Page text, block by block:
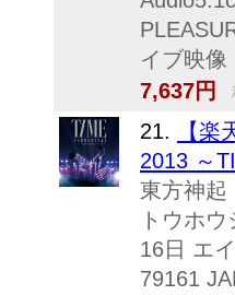
イブ映像
7,637円
21.
【
2013 ～
東方神起
トウホ
16日 エ
79161